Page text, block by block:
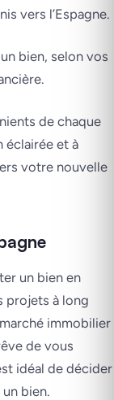
vers l’Espagne.
bien, selon vos
de chaque
éclairée et à
votre nouvelle
un bien en
projets à long
immobilier
de vous
idéal de décider
bien.